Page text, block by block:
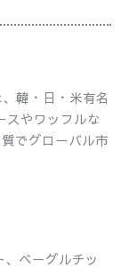
韓・日・米有名
スやワッフルな
でグローバル市
、ベーグルチッ